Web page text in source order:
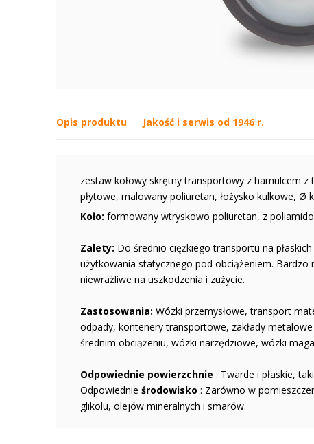
Opis produktu Jakość i serwis od 1946 r.
zestaw kołowy skrętny transportowy z hamulcem
płytowe, malowany poliuretan, łożysko kulkowe, Ø
Koło: formowany wtryskowo poliuretan, z
Zalety: Do średnio ciężkiego transportu na
użytkowania statycznego pod obciążeniem. Bardzo
niewrażliwe na uszkodzenia i zużycie.
Zastosowania: Wózki przemysłowe, transport
odpady, kontenery transportowe, zakłady
średnim obciążeniu, wózki narzędziowe, wózki
Odpowiednie powierzchnie : Twarde i płaskie,
Odpowiednie środowisko : Zarówno w
glikolu, olejów mineralnych i smarów.